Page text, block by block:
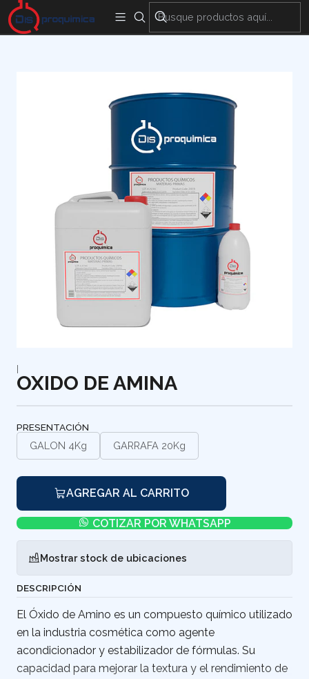
Inicio
|
OXIDO DE AMINA
PRESENTACIÓN
GALON 4Kg GARRAFA 20Kg
AGREGAR AL CARRITO
COTIZAR POR WHATSAPP
Mostrar stock de ubicaciones
DESCRIPCIÓN
El Óxido de Amino es un compuesto químico utilizado
en la industria cosmética como agente
acondicionador y estabilizador de fórmulas. Su
capacidad para mejorar la textura y el rendimiento de